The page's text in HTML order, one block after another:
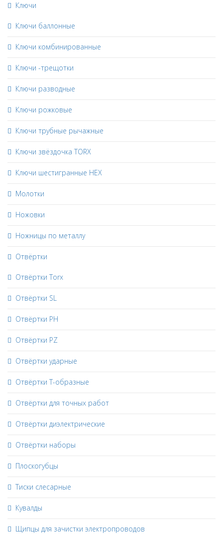
Ключи
Ключи баллонные
Ключи комбинированные
Ключи -трещотки
Ключи разводные
Ключи рожковые
Ключи трубные рычажные
Ключи звёздочка TORX
Ключи шестигранные HEX
Молотки
Ножовки
Ножницы по металлу
Отвёртки
Отвёртки Torx
Отвёртки SL
Отвёртки PH
Отвёртки PZ
Отвёртки ударные
Отвёртки Т-образные
Отвёртки для точных работ
Отвёртки диэлектрические
Отвёртки наборы
Плоскогубцы
Тиски слесарные
Кувалды
Щипцы для зачистки электропроводов